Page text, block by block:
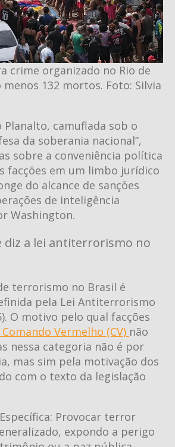
crime organizado no Rio de
menos 132 mortos. Foto: Silvia
Planalto, camuflada sob o
da soberania nacional”,
sobre a conveniência política
facções em um limbo jurídico
do alcance de sanções
de inteligência
Washington.
diz a lei antiterrorismo no
terrorismo no Brasil é
pela Lei Antiterrorismo
O motivo pelo qual facções
Comando Vermelho (CV) não
nessa categoria não é por
mas sim pela motivação dos
com o texto da legislação
Provocar terror
expondo a perigo